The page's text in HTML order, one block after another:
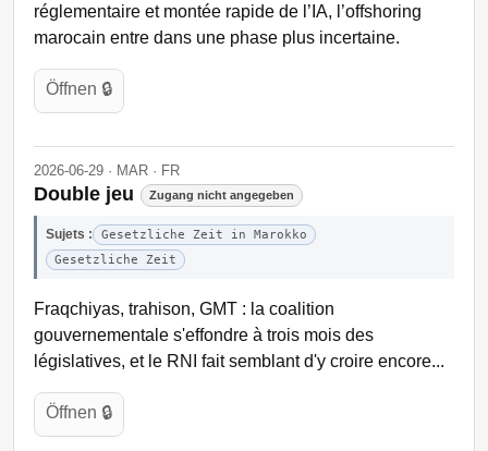
réglementaire et montée rapide de l’IA, l’offshoring
marocain entre dans une phase plus incertaine.
Öffnen 🔒
2026-06-29 · MAR · FR
Double jeu Zugang nicht angegeben
Sujets :
Gesetzliche Zeit in Marokko
Gesetzliche Zeit
Fraqchiyas, trahison, GMT : la coalition
gouvernementale s'effondre à trois mois des
législatives, et le RNI fait semblant d'y croire encore...
Öffnen 🔒